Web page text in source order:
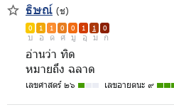
ธิษณ์ (ช)
0 1 1 0 0 1 1 0
บ อ ด ศ มู อุ ม ก
อ่านว่า ทิด
หมายถึง ฉลาด
เลขศาสตร์ ๒๖ เลขอายตนะ ๙